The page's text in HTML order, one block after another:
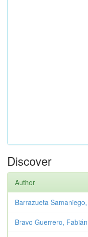
Discover
Author
Barrazueta
Bravo Guerrero,